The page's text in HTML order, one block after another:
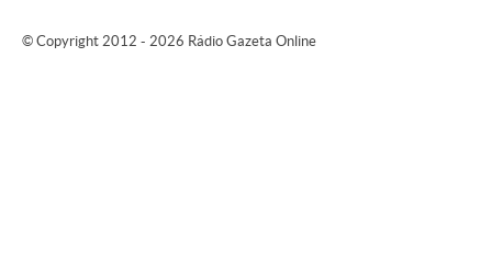
© Copyright 2012 - 2026 Rádio Gazeta Online